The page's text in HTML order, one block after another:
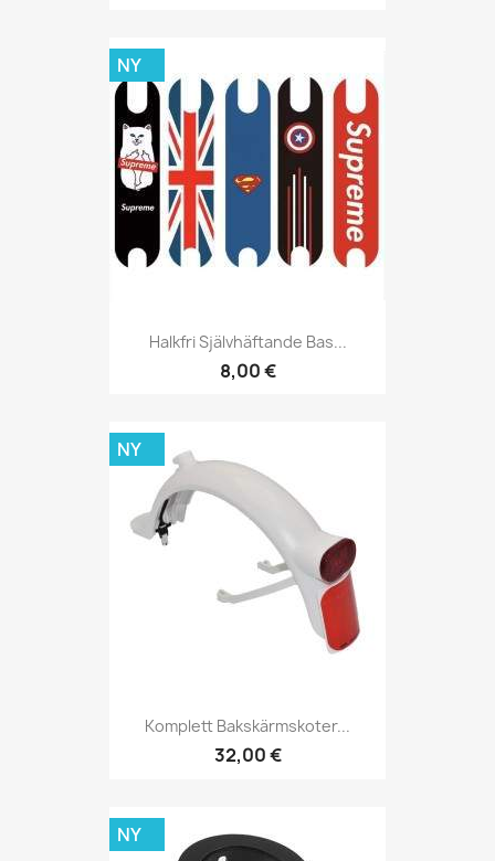
Halkfri Självhäftande Bas...
8,00 €
NY
Komplett Bakskärmskoter...
32,00 €
NY
NY